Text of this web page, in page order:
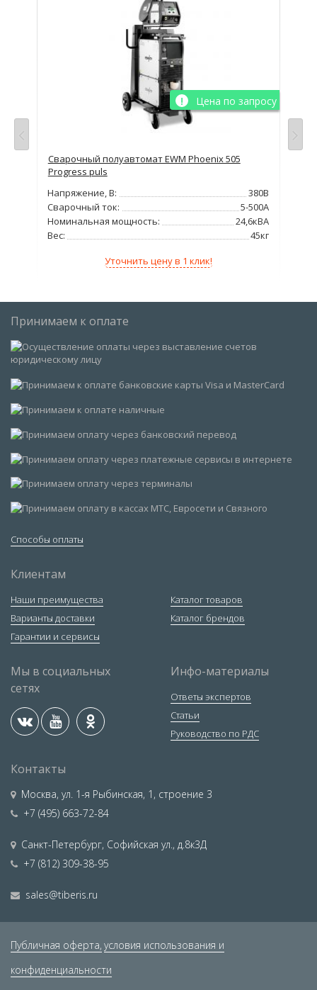
Цена по запросу
Сварочный полуавтомат EWM Phoenix 505
Progress puls
Напряжение, В:
380В
Сварочный ток:
5-500А
Номинальная мощность:
24,6кВА
Вес:
45кг
Уточнить цену в 1 клик!
Принимаем к оплате
Способы оплаты
Клиентам
Наши преимущества
Варианты доставки
Гарантии и сервисы
Каталог товаров
Каталог брендов
Мы в социальных
сетях
Инфо-материалы
Ответы экспертов
Статьи
Руководство по РДС
Контакты
Москва, ул. 1-я Рыбинская, 1, строение 3
+7 (495) 663-72-84
Санкт-Петербург, Софийская ул., д.8к3Д
+7 (812) 309-38-95
sales@tiberis.ru
Публичная оферта, условия использования и
конфиденциальности